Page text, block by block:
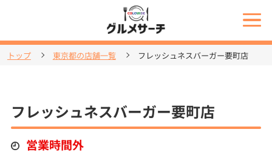
トップ 東京都の店舗一覧 フレッシュネスバーガー要町店
フレッシュネスバーガー要町店
営業時間外